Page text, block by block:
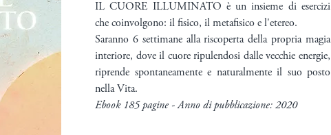
IL CUORE ILLUMINATO è un insieme di esercizi
che coinvolgono: il fisico, il metafisico e l'etereo.
Saranno 6 settimane alla riscoperta della propria magia
interiore, dove il cuore ripulendosi dalle vecchie energie,
riprende spontaneamente e naturalmente il suo posto
nella Vita.
Ebook 185 pagine - Anno di pubblicazione: 2020